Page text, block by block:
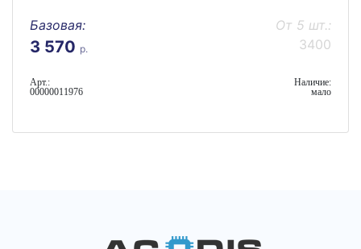
Базовая:
3 570 р.
От 5 шт.:
3400
Арт.:
00000011976
Наличие:
мало